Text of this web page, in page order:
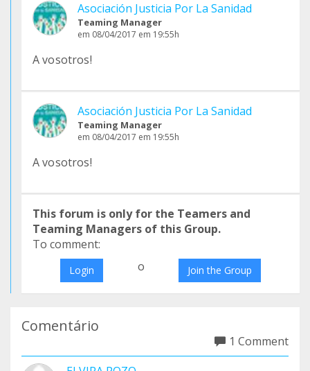
Asociación Justicia Por La Sanidad
Teaming Manager
em 08/04/2017 em 19:55h
A vosotros!
Asociación Justicia Por La Sanidad
Teaming Manager
em 08/04/2017 em 19:55h
A vosotros!
This forum is only for the Teamers and
Teaming Managers of this Group.
To comment:
Login o Join the Group
Comentário
1 Comment